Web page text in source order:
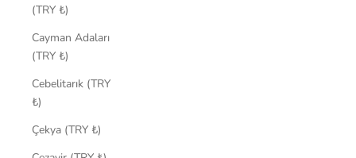
(TRY ₺)
Cayman Adaları
(TRY ₺)
Cebelitarık (TRY
₺)
Çekya (TRY ₺)